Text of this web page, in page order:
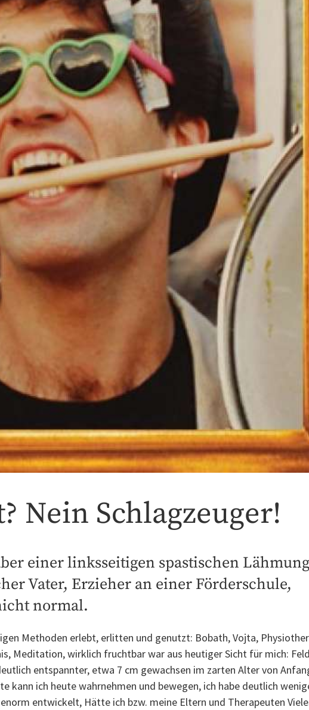
Nein Schlagzeuger!
einer linksseitigen spastischen
Vater, Erzieher an einer Förderschule,
normal.
Methoden erlebt, erlitten und genutzt: Bobath, Vojta,
Meditation, wirklich fruchtbar war aus heutiger Sicht für mich:
entspannter, etwa 7 cm gewachsen im zarten Alter von
kann ich heute wahrnehmen und bewegen, ich habe deutlich
entwickelt, Hätte ich bzw. meine Eltern und Therapeuten